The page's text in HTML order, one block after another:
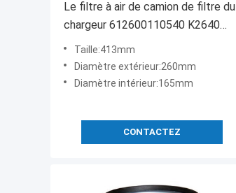
Le filtre à air de camion de filtre du
chargeur 612600110540 K2640
époussettent
Taille:413mm
Diamètre extérieur:260mm
Diamètre intérieur:165mm
CONTACTEZ